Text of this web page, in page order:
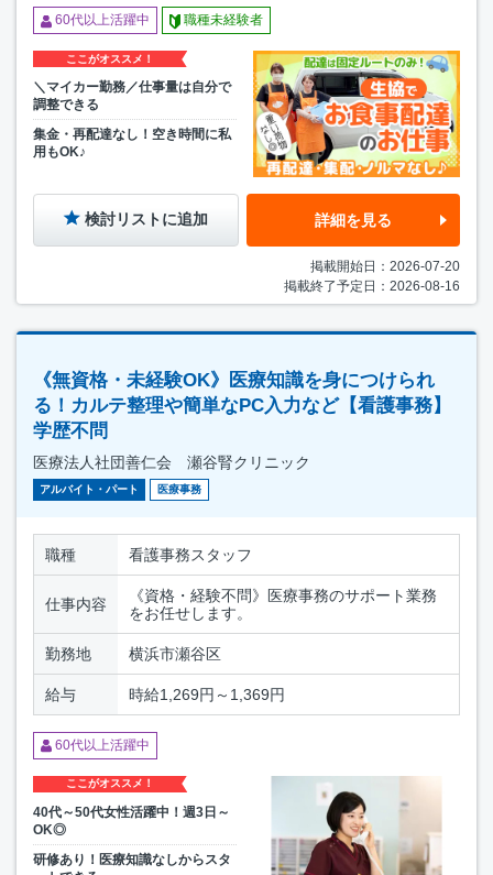
60代以上活躍中 職種未経験者
ここがオススメ！
＼マイカー勤務／仕事量は自分で
調整できる
集金・再配達なし！空き時間に私
用もOK♪
検討リストに追加 詳細を見る
掲載開始日：2026-07-20
掲載終了予定日：2026-08-16
《無資格・未経験OK》医療知識を身につけられ
る！カルテ整理や簡単なPC入力など【看護事務】
学歴不問
医療法人社団善仁会 瀬谷腎クリニック
アルバイト・パート 医療事務
職種 看護事務スタッフ
仕事内容
《資格・経験不問》医療事務のサポート業務
をお任せします。
勤務地 横浜市瀬谷区
給与 時給1,269円～1,369円
60代以上活躍中
ここがオススメ！
40代～50代女性活躍中！週3日～
OK◎
研修あり！医療知識なしからスタ